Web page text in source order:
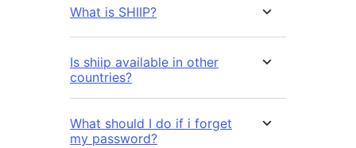
What is SHIIP?
Is shiip available in other
countries?
What should I do if i forget
my password?